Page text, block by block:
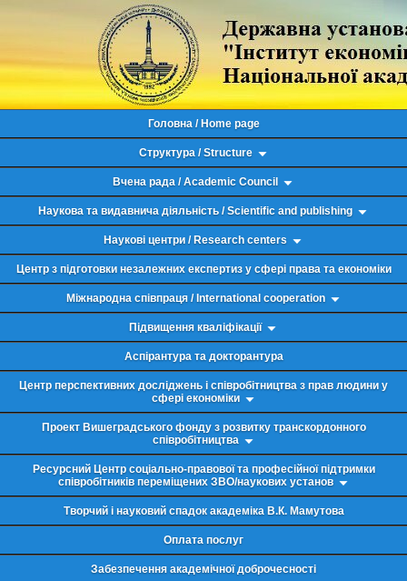
Головна / Home page
Структура / Structure
Вчена рада / Academic Council
Наукова та видавнича діяльність / Scientific and publishing
Наукові центри / Research centers
Центр з підготовки незалежних експертиз у сфері права та економіки
Міжнародна співпраця / International cooperation
Підвищення кваліфікації
Аспірантура та докторантура
Центр перспективних досліджень і співробітництва з прав людини у
сфері економіки
Проект Вишеградського фонду з розвитку транскордонного
співробітництва
Ресурсний Центр соціально-правової та професійної підтримки
співробітників переміщених ЗВО/наукових установ
Творчий і науковий спадок академіка В.К. Мамутова
Оплата послуг
Забезпечення академічної доброчесності